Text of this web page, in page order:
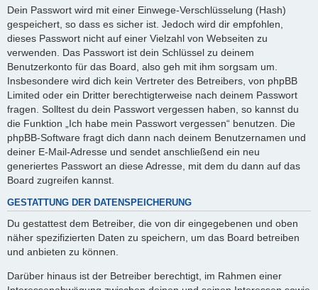
Dein Passwort wird mit einer Einwege-Verschlüsselung (Hash)
gespeichert, so dass es sicher ist. Jedoch wird dir empfohlen,
dieses Passwort nicht auf einer Vielzahl von Webseiten zu
verwenden. Das Passwort ist dein Schlüssel zu deinem
Benutzerkonto für das Board, also geh mit ihm sorgsam um.
Insbesondere wird dich kein Vertreter des Betreibers, von phpBB
Limited oder ein Dritter berechtigterweise nach deinem Passwort
fragen. Solltest du dein Passwort vergessen haben, so kannst du
die Funktion „Ich habe mein Passwort vergessen“ benutzen. Die
phpBB-Software fragt dich dann nach deinem Benutzernamen und
deiner E-Mail-Adresse und sendet anschließend ein neu
generiertes Passwort an diese Adresse, mit dem du dann auf das
Board zugreifen kannst.
GESTATTUNG DER DATENSPEICHERUNG
Du gestattest dem Betreiber, die von dir eingegebenen und oben
näher spezifizierten Daten zu speichern, um das Board betreiben
und anbieten zu können.
Darüber hinaus ist der Betreiber berechtigt, im Rahmen einer